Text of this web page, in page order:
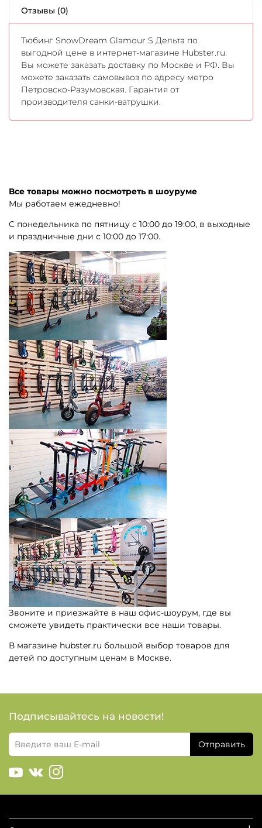
Отзывы (0)
Тюбинг SnowDream Glamour S Дельта по
выгодной цене в интернет-магазине Hubster.ru.
Вы можете заказать доставку по Москве и РФ. Вы
можете заказать самовывоз по адресу метро
Петровско-Разумовская. Гарантия от
производителя санки-ватрушки.
Все товары можно посмотреть в шоуруме
Мы работаем ежедневно!
С понедельника по пятницу с 10:00 до 19:00, в выходные
и праздничные дни с 10:00 до 17:00.
Звоните и приезжайте в наш офис-шоурум, где вы
сможете увидеть практически все наши товары.
В магазине hubster.ru большой выбор товаров для
детей по доступным ценам в Москве.
Подписывайтесь на новости!
Отправить